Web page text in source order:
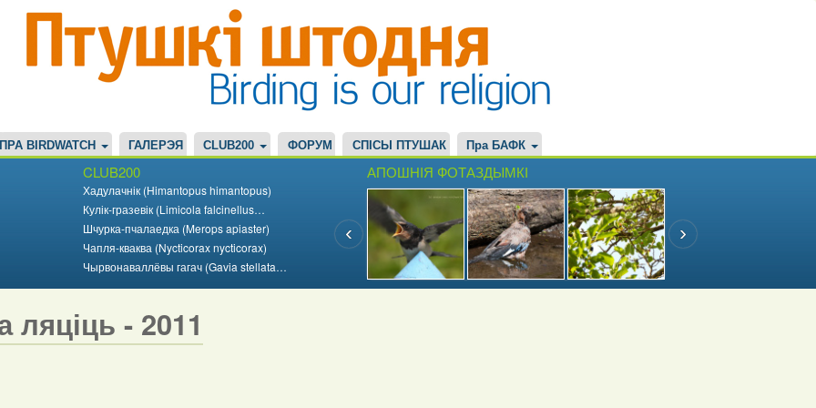
ПРА BIRDWATCH ГАЛЕРЭЯ CLUB200 ФОРУМ СПІСЫ ПТУШАК Пра БАФК
CLUB200
Хадулачнік (Himantopus himantopus)
Кулік-гразевік (Limicola falcinellus…
Шчурка-пчалаедка (Merops apiaster)
Чапля-кваква (Nycticorax nycticorax)
Чырвонаваллёвы гагач (Gavia stellata…
АПОШНІЯ ФОТАЗДЫМКІ
ляціць - 2011